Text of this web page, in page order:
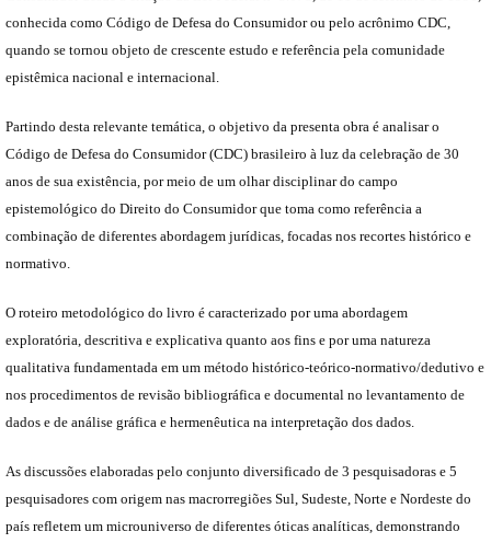
conhecida como Código de Defesa do Consumidor ou pelo acrônimo CDC,
quando se tornou objeto de crescente estudo e referência pela comunidade
epistêmica nacional e internacional.
Partindo desta relevante temática, o objetivo da presenta obra é analisar o
Código de Defesa do Consumidor (CDC) brasileiro à luz da celebração de 30
anos de sua existência, por meio de um olhar disciplinar do campo
epistemológico do Direito do Consumidor que toma como referência a
combinação de diferentes abordagem jurídicas, focadas nos recortes histórico e
normativo.
O roteiro metodológico do livro é caracterizado por uma abordagem
exploratória, descritiva e explicativa quanto aos fins e por uma natureza
qualitativa fundamentada em um método histórico-teórico-normativo/dedutivo e
nos procedimentos de revisão bibliográfica e documental no levantamento de
dados e de análise gráfica e hermenêutica na interpretação dos dados.
As discussões elaboradas pelo conjunto diversificado de 3 pesquisadoras e 5
pesquisadores com origem nas macrorregiões Sul, Sudeste, Norte e Nordeste do
país refletem um microuniverso de diferentes óticas analíticas, demonstrando